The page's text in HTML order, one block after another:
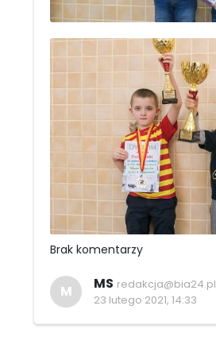
Brak komentarzy
M MS redakcja@bia24.pl
23 lutego 2021, 14:33